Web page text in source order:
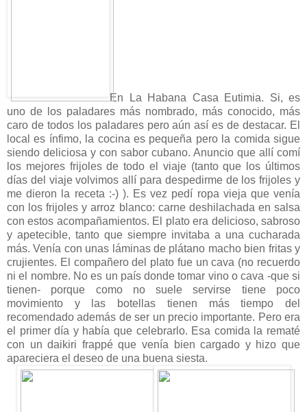
En La Habana Casa Eutimia. Si, es
uno de los paladares más nombrado, más conocido, más
caro de todos los paladares pero aún así es de destacar. El
local es ínfimo, la cocina es pequeña pero la comida sigue
siendo deliciosa y con sabor cubano. Anuncio que allí comí
los mejores frijoles de todo el viaje (tanto que los últimos
días del viaje volvimos allí para despedirme de los frijoles y
me dieron la receta :-) ). Es vez pedí ropa vieja que venía
con los frijoles y arroz blanco: carne deshilachada en salsa
con estos acompañamientos. El plato era delicioso, sabroso
y apetecible, tanto que siempre invitaba a una cucharada
más. Venía con unas láminas de plátano macho bien fritas y
crujientes. El compañero del plato fue un cava (no recuerdo
ni el nombre. No es un país donde tomar vino o cava -que si
tienen- porque como no suele servirse tiene poco
movimiento y las botellas tienen más tiempo del
recomendado además de ser un precio importante. Pero era
el primer día y había que celebrarlo. Esa comida la rematé
con un daikiri frappé que venía bien cargado y hizo que
apareciera el deseo de una buena siesta.